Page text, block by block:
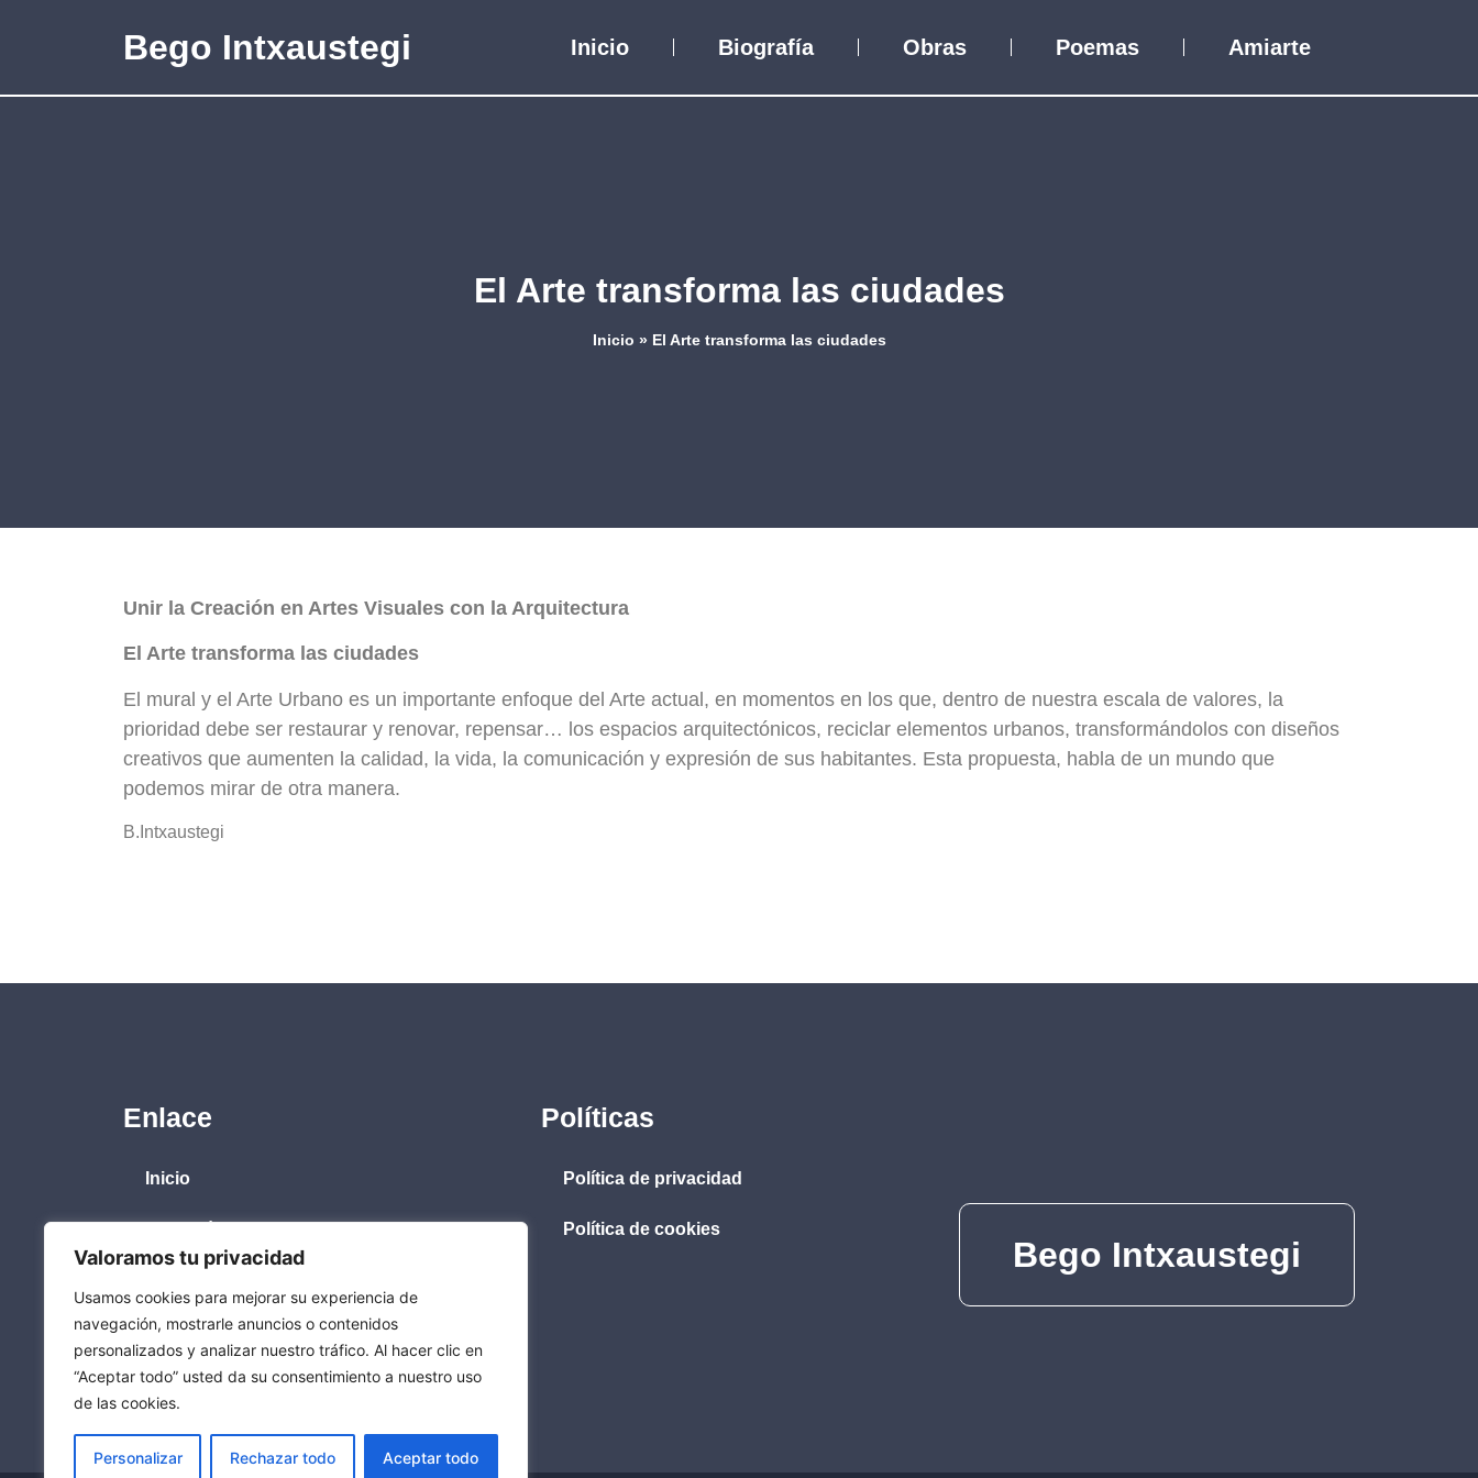
Valoramos tu privacidad
Usamos cookies para mejorar su experiencia de
navegación, mostrarle anuncios o contenidos
personalizados y analizar nuestro tráfico. Al hacer clic en
“Aceptar todo” usted da su consentimiento a nuestro uso
de las cookies.
Personalizar Rechazar todo Aceptar todo
Bego Intxaustegi Inicio Biografía Obras Poemas Amiarte
El Arte transforma las ciudades
Inicio » El Arte transforma las ciudades
Unir la Creación en Artes Visuales con la Arquitectura
El Arte transforma las ciudades
El mural y el Arte Urbano es un importante enfoque del Arte actual, en momentos en los que, dentro de nuestra escala de valores, la
prioridad debe ser restaurar y renovar, repensar… los espacios arquitectónicos, reciclar elementos urbanos, transformándolos con diseños
creativos que aumenten la calidad, la vida, la comunicación y expresión de sus habitantes. Esta propuesta, habla de un mundo que
podemos mirar de otra manera.
B.Intxaustegi
Enlace
Inicio
Poemas
Amiarte
Políticas
Política de privacidad
Política de cookies
Bego Intxaustegi